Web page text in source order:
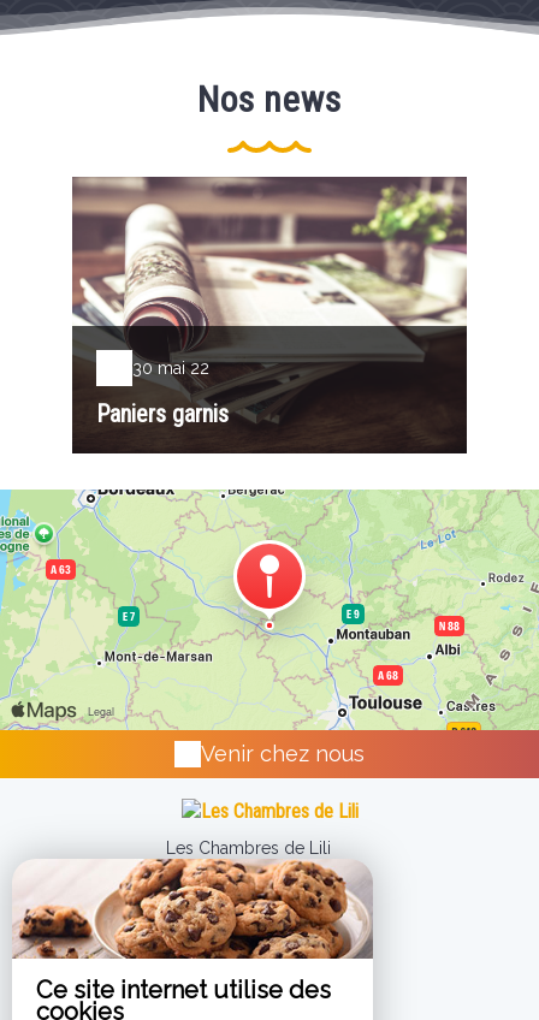
Ce site internet utilise des
cookies
Nos news
30 mai 22
Paniers garnis
Venir chez nous
Les Chambres de Lili
347 Rue De La Mairie,
82340 ST LOUP - FRANCE
+33 6 74 56 43 26